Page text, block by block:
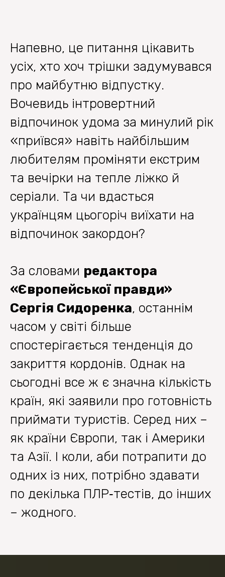
Напевно, це питання цікавить
усіх, хто хоч трішки задумувався
про майбутню відпустку.
Вочевидь інтровертний
відпочинок удома за минулий рік
«приївся» навіть найбільшим
любителям проміняти екстрим
та вечірки на тепле ліжко й
серіали. Та чи вдасться
українцям цьогоріч виїхати на
відпочинок закордон?
За словами редактора
«Європейської правди»
Сергія Сидоренка, останнім
часом у світі більше
спостерігається тенденція до
закриття кордонів. Однак на
сьогодні все ж є значна кількість
країн, які заявили про готовність
приймати туристів. Серед них –
як країни Європи, так і Америки
та Азії. І коли, аби потрапити до
одних із них, потрібно здавати
по декілька ПЛР‐тестів, до інших
– жодного.